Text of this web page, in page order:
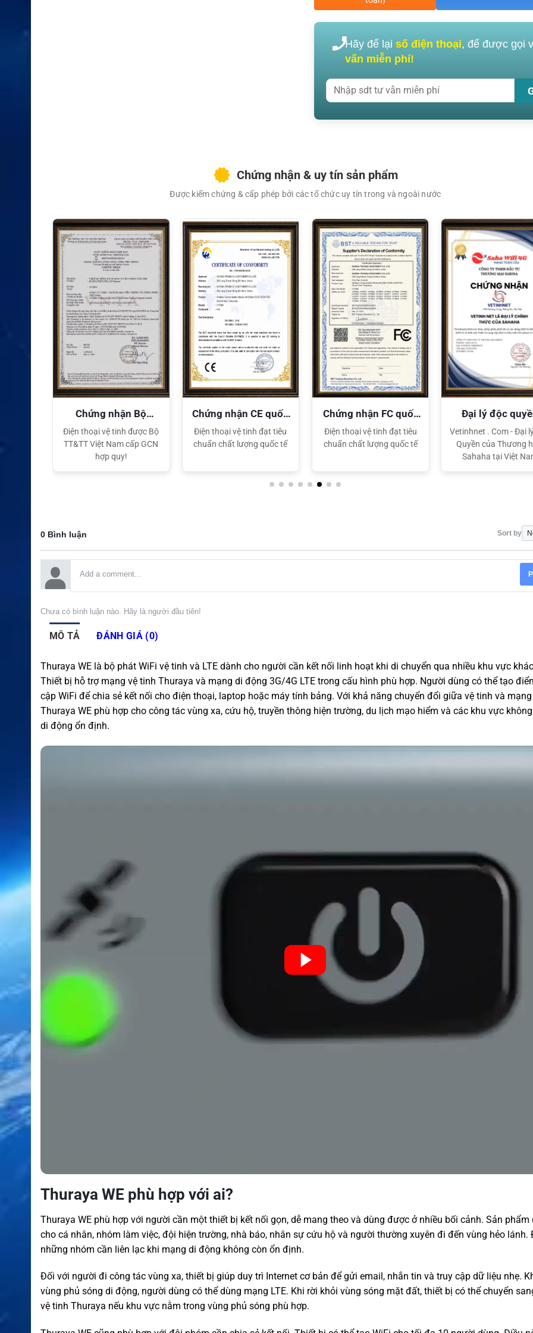
Hãy để lạisố điện thoại, để được gọi
vấn miễn phí!
Chứng nhận & uy tín sản phẩm
Được kiểm chứng & cấp phép bởi các tổ chức uy tín trong và ngoài nước
Chứng nhận Bộ
TT&TT
Điện thoại vệ tinh được Bộ
TT&TT Việt Nam cấp GCN
hợp quy!
Chứng nhận CE quốc
tế
Điện thoại vệ tinh đạt tiêu
chuẩn chất lượng quốc tế
Chứng nhận FC quốc
tế
Điện thoại vệ tinh đạt tiêu
chuẩn chất lượng quốc tế
Đại lý độc
Sahaha
Vetinhnet . Com - Đại
Quyền của Thương
Sahaha tại Việt
0 Bình luận Sort by
Chưa có bình luận nào. Hãy là người đầu tiên!
MÔ TẢ ĐÁNH GIÁ (0)
Thuraya WE là bộ phát WiFi vệ tinh và LTE dành cho người cần kết nối linh hoạt khi di chuyển qua nhiều khu vực
Thiết bị hỗ trợ mạng vệ tinh Thuraya và mạng di động 3G/4G LTE trong cấu hình phù hợp. Người dùng có thể tạo
cập WiFi để chia sẻ kết nối cho điện thoại, laptop hoặc máy tính bảng. Với khả năng chuyển đổi giữa vệ tinh và
Thuraya WE phù hợp cho công tác vùng xa, cứu hộ, truyền thông hiện trường, du lịch mạo hiểm và các khu vực
di động ổn định.
Thuraya WE phù hợp với ai?
Thuraya WE phù hợp với người cần một thiết bị kết nối gọn, dễ mang theo và dùng được ở nhiều bối cảnh. Sản phẩm
cho cá nhân, nhóm làm việc, đội hiện trường, nhà báo, nhân sự cứu hộ và người thường xuyên đi đến vùng hẻo lánh.
những nhóm cần liên lạc khi mạng di động không còn ổn định.
Đối với người đi công tác vùng xa, thiết bị giúp duy trì Internet cơ bản để gửi email, nhắn tin và truy cập dữ liệu nhẹ.
vùng phủ sóng di động, người dùng có thể dùng mạng LTE. Khi rời khỏi vùng sóng mặt đất, thiết bị có thể chuyển
vệ tinh Thuraya nếu khu vực nằm trong vùng phủ sóng phù hợp.